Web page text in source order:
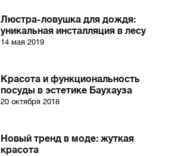
Люстра-ловушка для дождя:
уникальная инсталляция в лесу
14 мая 2019
Красота и функциональность
посуды в эстетике Баухауза
20 октября 2018
Новый тренд в моде: жуткая
красота